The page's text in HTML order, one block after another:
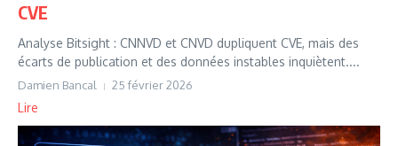
CVE
Analyse Bitsight : CNNVD et CNVD dupliquent CVE, mais des
écarts de publication et des données instables inquiètent....
Damien Bancal 25 février 2026
Lire